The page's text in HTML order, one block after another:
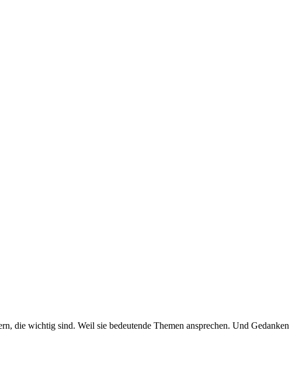
die wichtig sind. Weil sie bedeutende Themen ansprechen. Und Gedanken